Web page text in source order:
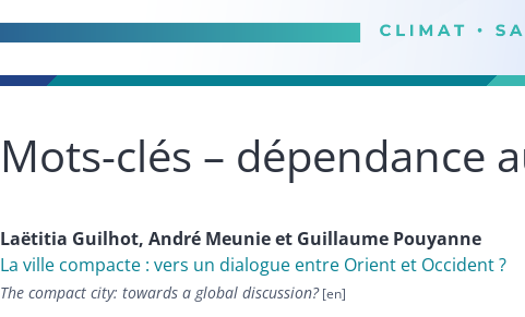
Mots-clés – dépendance
Laëtitia Guilhot, André Meunieet Guillaume Pouyanne
La ville compacte : vers un dialogue entre Orient et Occident ?
The compact city: towards a global discussion?